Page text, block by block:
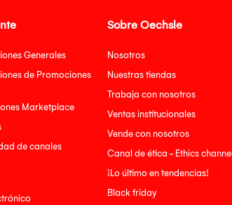
Generales
de Promociones
Marketplace
de canales
Sobre Oechsle
Nosotros
Nuestras tiendas
Trabaja con nosotros
Ventas institucionales
Vende con nosotros
Canal de ética - Ethics channel
¡Lo último en tendencias!
Black friday